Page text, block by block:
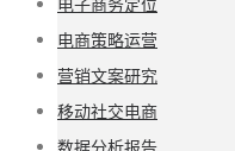
电子商务定位
电商策略运营
营销文案研究
移动社交电商